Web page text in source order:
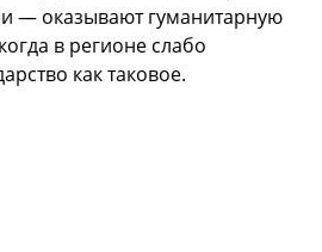
— оказывают гуманитарную
в регионе слабо
как таковое.